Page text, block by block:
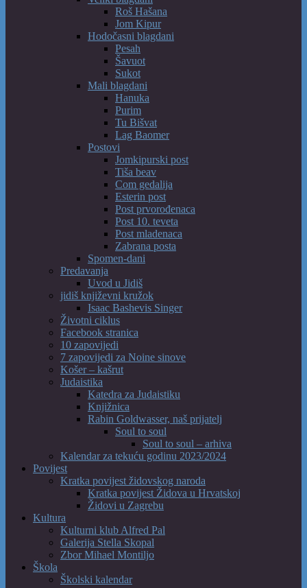
Roš Hašana
Jom Kipur
Hodočasni blagdani
Pesah
Šavuot
Sukot
Mali blagdani
Hanuka
Purim
Tu Bišvat
Lag Baomer
Postovi
Jomkipurski post
Tiša beav
Com gedalija
Esterin post
Post prvorođenaca
Post 10. teveta
Post mladenaca
Zabrana posta
Spomen-dani
Predavanja
Uvod u Jidiš
jidiš književni kružok
Isaac Bashevis Singer
Životni ciklus
Facebook stranica
10 zapovijedi
7 zapovijedi za Noine sinove
Košer – kašrut
Judaistika
Katedra za Judaistiku
Knjižnica
Rabin Goldwasser, naš prijatelj
Soul to soul
Soul to soul – arhiva
Kalendar za tekuću godinu 2023/2024
Povijest
Kratka povijest židovskog naroda
Kratka povijest Židova u Hrvatskoj
Židovi u Zagrebu
Kultura
Kulturni klub Alfred Pal
Galerija Stella Skopal
Zbor Mihael Montiljo
Škola
Školski kalendar